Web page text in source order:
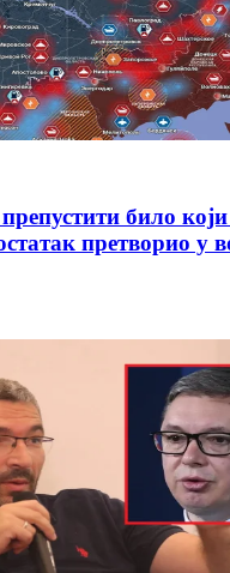
било који
претворио у